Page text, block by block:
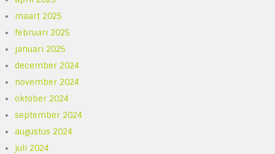
maart 2025
februari 2025
januari 2025
december 2024
november 2024
oktober 2024
september 2024
augustus 2024
juli 2024